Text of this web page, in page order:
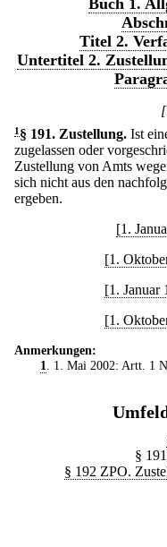
Buch 1.
Titel 2.
Untertitel 2.
1 § 191. Zustellung. Ist
zugelassen oder
Zustellung von Amts
sich nicht aus den
ergeben.
[1.
[1.
[1. Januar
[1.
Anmerkungen:
1
. 1. Mai 2002: Artt. 1
§
§ 192 ZPO.